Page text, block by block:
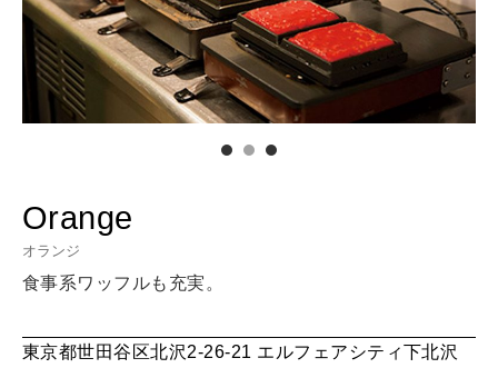
FORTUNE
明日のわたし
[12星座別] Weekly Holoscope
HEALTH
自分にやさしく
MAMA
Orange
オランジ
食事系ワッフルも充実。
東京都世田谷区北沢2-26-21 エルフェアシティ下北沢